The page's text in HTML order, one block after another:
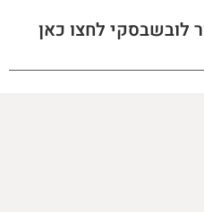
לובשבסקי לחצו כאן